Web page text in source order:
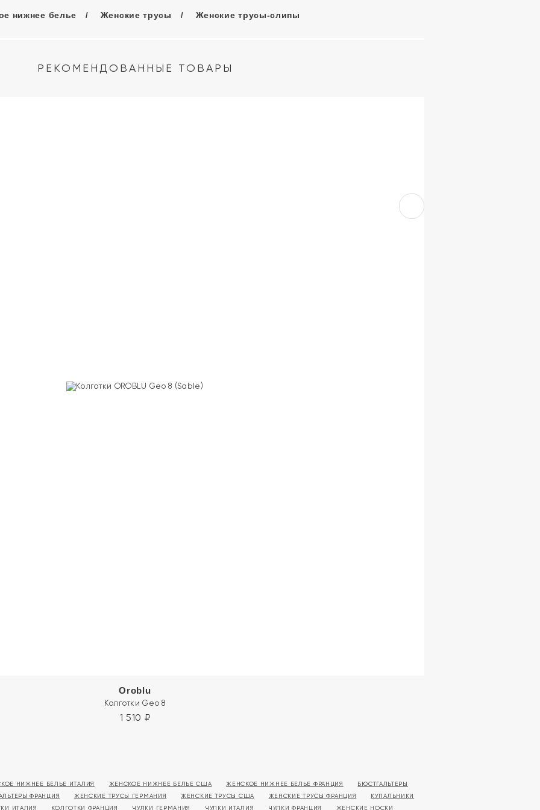
нижнее белье Женские трусы Женские трусы-слипы
РЕКОМЕНДОВАННЫЕ ТОВАРЫ
Oroblu
Колготки Geo 8
1 510 ₽
НИЖНЕЕ БЕЛЬЕ ИТАЛИЯ ЖЕНСКОЕ НИЖНЕЕ БЕЛЬЕ США ЖЕНСКОЕ НИЖНЕЕ БЕЛЬЕ ФРАНЦИЯ
БЮСТГАЛЬТЕРЫ
ФРАНЦИЯ
ЖЕНСКИЕ ТРУСЫ ГЕРМАНИЯ ЖЕНСКИЕ ТРУСЫ США ЖЕНСКИЕ ТРУСЫ ФРАНЦИЯ
КУПАЛЬНИКИ
ИТАЛИЯ
КОЛГОТКИ ФРАНЦИЯ ЧУЛКИ ГЕРМАНИЯ ЧУЛКИ ИТАЛИЯ ЧУЛКИ ФРАНЦИЯ ЖЕНСКИЕ НОСКИ